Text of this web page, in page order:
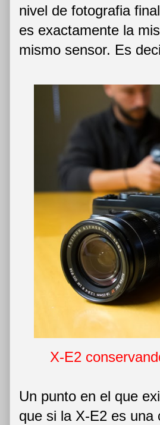
nivel de fotografia
es exactamente la
mismo sensor. Es
X-E2
Un punto en el que
que si la X-E2 es una